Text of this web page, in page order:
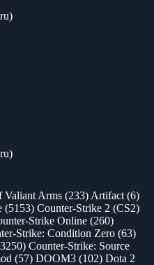
Valiant Arms (233) Artifact (6)
(5153) Counter-Strike 2 (CS2)
Strike Online (260)
Strike: Condition Zero (63)
Counter-Strike: Source
(57) DOOM3 (102) Dota 2